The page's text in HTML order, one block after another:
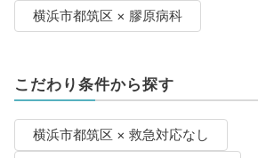
横浜市都筑区 × 膠原病科
こだわり条件から探す
横浜市都筑区 × 救急対応なし